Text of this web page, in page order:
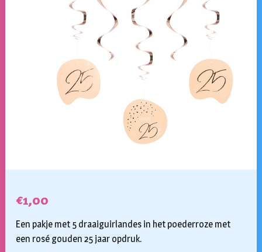
€1,00
Een pakje met 5 draaiguirlandes in het poederroze met
een rosé gouden 25 jaar opdruk.